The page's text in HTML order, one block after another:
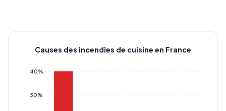
Causes des incendies de cuisine en France
40%
30%